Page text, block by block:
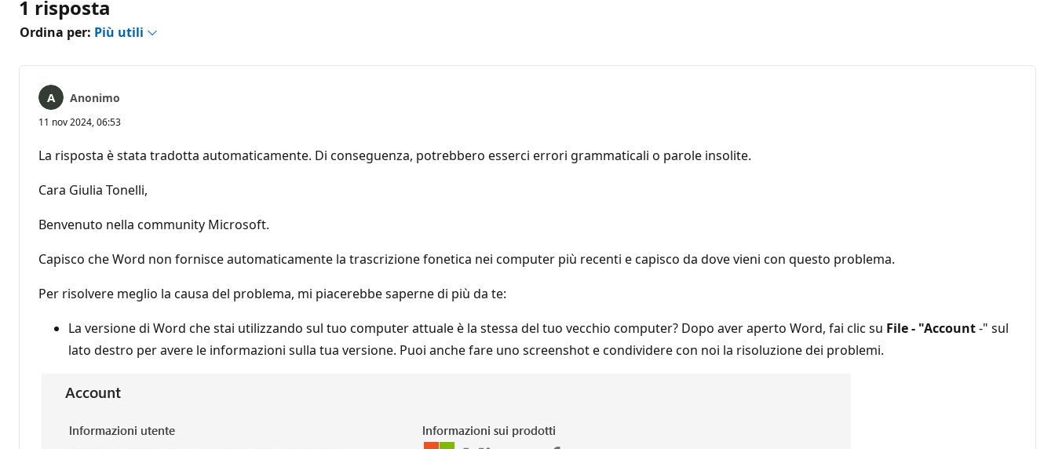
1 risposta
Ordina per: Più utili
Anonimo
11 nov 2024, 06:53
La risposta è stata tradotta automaticamente. Di conseguenza, potrebbero esserci errori grammaticali o parole insolite.
Cara Giulia Tonelli,
Benvenuto nella community Microsoft.
Capisco che Word non fornisce automaticamente la trascrizione fonetica nei computer più recenti e capisco da dove vieni con questo problema.
Per risolvere meglio la causa del problema, mi piacerebbe saperne di più da te:
La versione di Word che stai utilizzando sul tuo computer attuale è la stessa del tuo vecchio computer? Dopo aver aperto Word, fai clic su File - "Account-" sul
lato destro per avere le informazioni sulla tua versione. Puoi anche fare uno screenshot e condividere con noi la risoluzione dei problemi.